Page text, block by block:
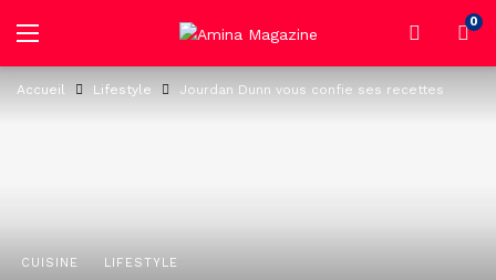
0
Accueil Lifestyle Jourdan Dunn vous confie ses recettes
CUISINE LIFESTYLE